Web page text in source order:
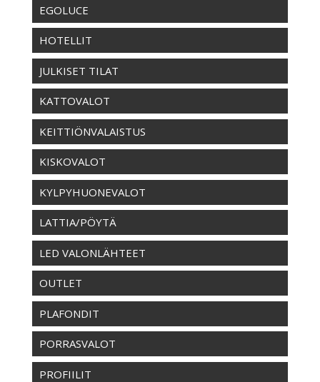
EGOLUCE
HOTELLIT
JULKISET TILAT
KATTOVALOT
KEITTIÖNVALAISTUS
KISKOVALOT
KYLPYHUONEVALOT
LATTIA/PÖYTÄ
LED VALONLÄHTEET
OUTLET
PLAFONDIT
PORRASVALOT
PROFIILIT